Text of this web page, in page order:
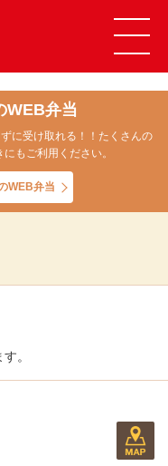
WEB弁当
に受け取れる！！たくさんの
もご利用ください。
WEB弁当
。